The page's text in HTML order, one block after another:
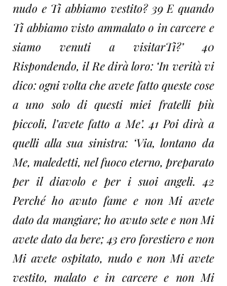
nudo e Ti abbiamo vestito? 39 E quando
Ti abbiamo visto ammalato o in carcere e
siamo venuti a visitarTi?’ 40
Rispondendo, il Re dirà loro: ‘In verità vi
dico: ogni volta che avete fatto queste cose
a uno solo di questi miei fratelli più
piccoli, l’avete fatto a Me’. 41 Poi dirà a
quelli alla sua sinistra: ‘Via, lontano da
Me, maledetti, nel fuoco eterno, preparato
per il diavolo e per i suoi angeli. 42
Perché ho avuto fame e non Mi avete
dato da mangiare; ho avuto sete e non Mi
avete dato da bere; 43 ero forestiero e non
Mi avete ospitato, nudo e non Mi avete
vestito, malato e in carcere e non Mi